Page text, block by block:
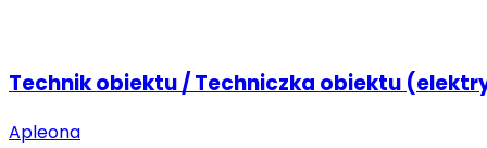
Technik obiektu / Techniczka obiektu
Apleona